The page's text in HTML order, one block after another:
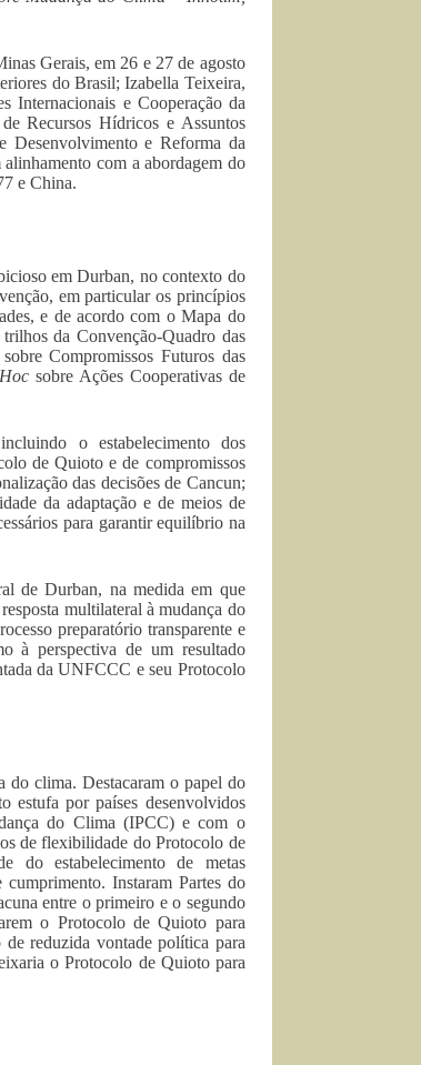
Gerais, em 26 e 27 de agosto
do Brasil; Izabella Teixeira,
Internacionais e Cooperação da
Recursos Hídricos e Assuntos
Desenvolvimento e Reforma da
com a abordagem do
e China.
em Durban, no contexto do
em particular os princípios
e de acordo com o Mapa do
da Convenção-Quadro das
sobre Compromissos Futuros das
sobre Ações Cooperativas de
o estabelecimento dos
de Quioto e de compromissos
das decisões de Cancun;
da adaptação e de meios de
para garantir equilíbrio na
de Durban, na medida em que
multilateral à mudança do
preparatório transparente e
à perspectiva de um resultado
da UNFCCC e seu Protocolo
do clima. Destacaram o papel do
estufa por países desenvolvidos
do Clima (IPCC) e com o
de flexibilidade do Protocolo de
do estabelecimento de metas
Instaram Partes do
entre o primeiro e o segundo
o Protocolo de Quioto para
reduzida vontade política para
o Protocolo de Quioto para